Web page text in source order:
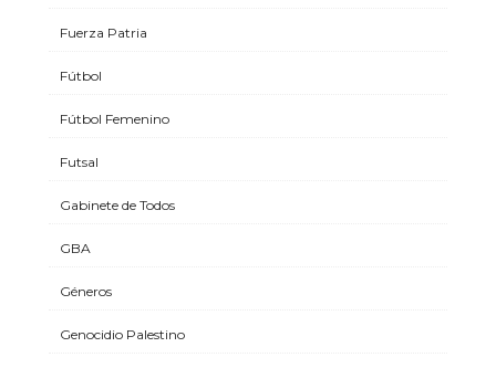
Fuerza Patria
Fútbol
Fútbol Femenino
Futsal
Gabinete de Todos
GBA
Géneros
Genocidio Palestino